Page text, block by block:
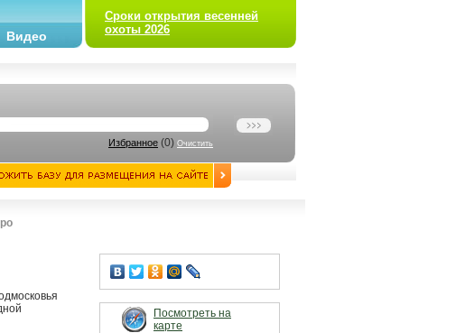
Видео
Сроки открытия весенней
охоты 2026
Избранное (0) Очистить
Посмотреть на
карте